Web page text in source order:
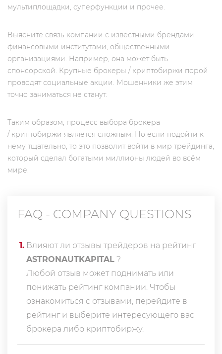
мультиплощадки, суперфункции и прочее.
Выясните связь компании с известными брендами,
финансовыми институтами, общественными
организациями. Например, она может быть
спонсорской. Крупные брокеры / криптобиржи порой
проводят социальные акции. Мошенники же этим
точно заниматься не станут.
Таким образом, процесс выбора брокера
/ криптобиржи является сложным. Но если подойти к
нему тщательно, то это позволит войти в мир трейдинга,
который сделал богатыми миллионы людей во всём
мире.
FAQ - COMPANY QUESTIONS
1. Влияют ли отзывы трейдеров на рейтинг
ASTRONAUTKAPITAL ?
Любой отзыв может поднимать или
понижать рейтинг компании. Чтобы
ознакомиться с отзывами, перейдите в
рейтинг и выберите интересующего вас
брокера либо криптобиржу.